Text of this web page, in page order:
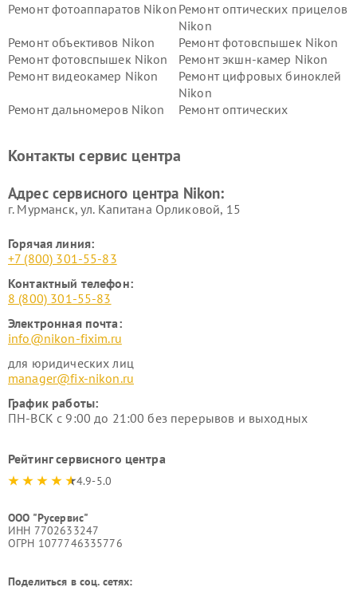
Ремонт фотоаппаратов Nikon Ремонт оптических прицелов
Nikon
Ремонт объективов Nikon
Ремонт фотовспышек Nikon
Ремонт фотовспышек Nikon
Ремонт экшн-камер Nikon
Ремонт видеокамер Nikon
Ремонт цифровых биноклей
Nikon
Ремонт дальномеров Nikon
Ремонт оптических
Контакты сервис центра
Адрес сервисного центра Nikon:
г. Мурманск, ул. Капитана Орликовой, 15
Горячая линия:
+7 (800) 301-55-83
Контактный телефон:
8 (800) 301-55-83
Электронная почта:
info@nikon-fixim.ru
для юридических лиц
manager@fix-nikon.ru
График работы:
ПН-ВСК с 9:00 до 21:00 без перерывов и выходных
Рейтинг сервисного центра
4.9-5.0
ООО "Русервис"
ИНН 7702633247
ОГРН 1077746335776
Поделиться в соц. сетях: